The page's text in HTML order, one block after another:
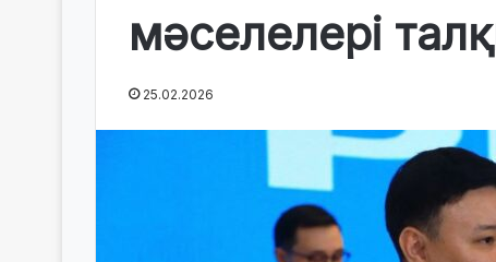
мәселелері
25.02.2026